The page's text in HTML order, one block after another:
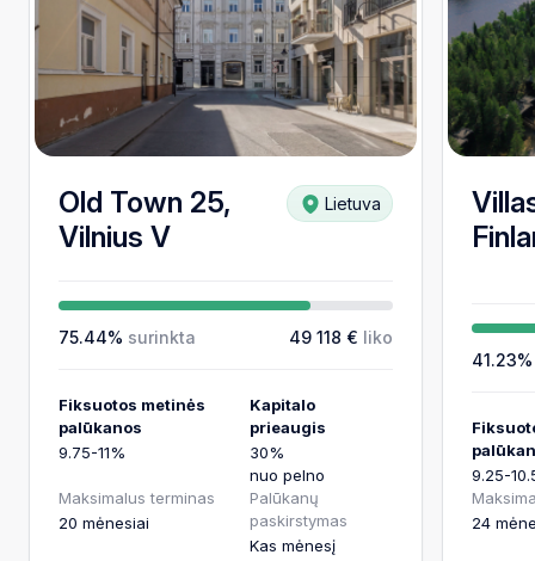
Old Town 25,
Vilnius V
Lietuva
75.44% surinkta 49 118 € liko
Fiksuotos metinės
palūkanos
9.75-11%
Kapitalo
prieaugis
30%
nuo pelno
Maksimalus terminas
20 mėnesiai
Palūkanų
paskirstymas
Kas mėnesį
9.25-
24